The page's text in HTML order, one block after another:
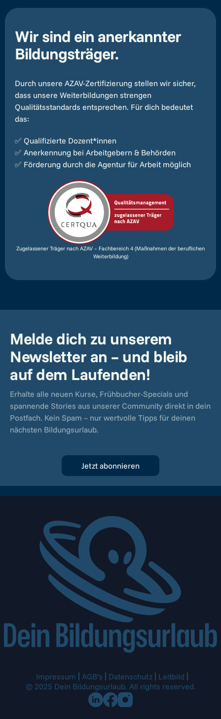
Wir sind ein anerkannter
Bildungsträger.
Durch unsere AZAV-Zertifizierung stellen wir sicher,
dass unsere Weiterbildungen strengen
Qualitätsstandards entsprechen. Für dich bedeutet
das:
✅ Qualifizierte Dozent*innen
✅ Anerkennung bei Arbeitgebern & Behörden
✅ Förderung durch die Agentur für Arbeit möglich
Zugelassener Träger nach AZAV – Fachbereich 4 (Maßnahmen der beruflichen
Weiterbildung)
Melde dich zu unserem
Newsletter an – und bleib
auf dem Laufenden!
Erhalte alle neuen Kurse, Frühbucher-Specials und
spannende Stories aus unserer Community direkt in dein
Postfach. Kein Spam – nur wertvolle Tipps für deinen
nächsten Bildungsurlaub.
Jetzt abonnieren
© 2025 Dein Bildungsurlaub. All rights reserved.
Impressum AGB’s Datenschutz Leitbild